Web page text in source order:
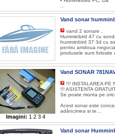
Vand sonar
vand 2 sonare ,
Humminbird 47 cu
humminbird 37 3d cu
pentru amdoua
produsele sunt folosite
Imagini: 1 2 3 4
Vand SONAR
!!! INSTALAREA PE
!!! ASISTENTA
Se poate monta pe
Acest sonar este
adâncimea si te...
Vand sonar